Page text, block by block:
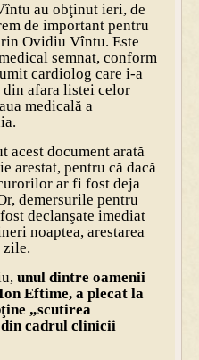
au obţinut ieri, de
de important pentru
Ovidiu Vîntu. Este
semnat, conform
cardiolog care i-a
afara listei celor
medicală a
acest document arată
arestat, pentru că dacă
ar fi fost deja
demersurile pentru
declanşate imediat
noaptea, arestarea
zile.
unul dintre oamenii
Eftime, a plecat la
„scutirea
din cadrul clinicii